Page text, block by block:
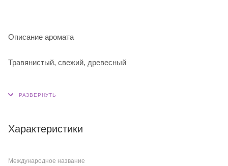
Описание аромата
Травянистый, свежий, древесный
Характеристики
Международное название